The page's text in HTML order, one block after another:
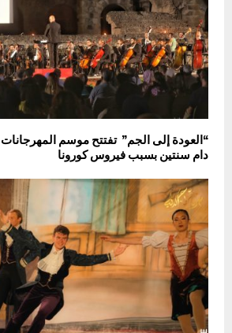
“العودة إلى الجم” تفتتح موسم
دام سنتين بسبب فيروس كورونا